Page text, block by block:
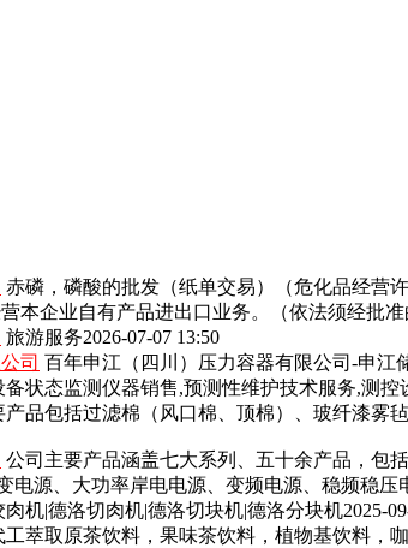
赤磷，磷酸的批发（纸单交易）（危化品经营
本企业自有产品进出口业务。（依法须经批
旅游服务2026-07-07 13:50
司 百年申江（四川）压力容器有限公司-申江
备状态监测仪器销售,预测性维护技术服务,测控
产品包括‌过滤棉（风口棉、顶棉）、玻纤漆雾
公司主要产品涵盖七大系列、五十余产品，包
电源、大功率岸电电源、变频电源、稳频稳
肉机|德洛切肉机|德洛切块机|德洛分块机2025-
工萃取原茶饮料，果味茶饮料，植物基饮料，